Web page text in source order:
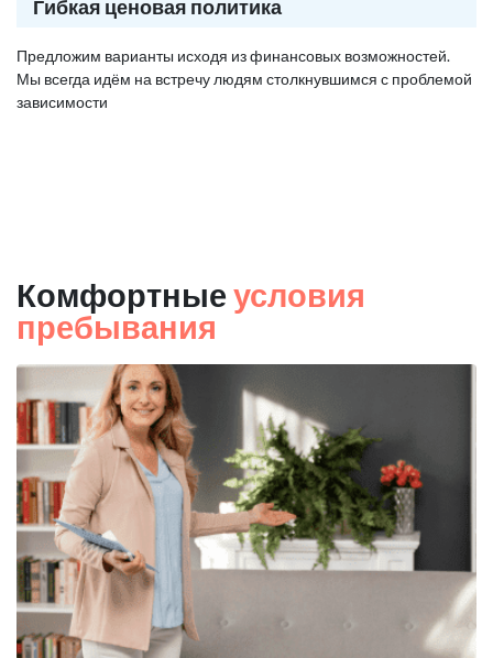
Гибкая ценовая политика
Предложим варианты исходя из финансовых возможностей.
Мы всегда идём на встречу людям столкнувшимся с проблемой
зависимости
Комфортные условия
пребывания